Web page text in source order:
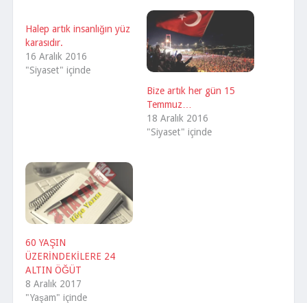
Halep artık insanlığın yüz
karasıdır.
16 Aralık 2016
"Siyaset" içinde
Bize artık her gün 15
Temmuz…
18 Aralık 2016
"Siyaset" içinde
60 YAŞIN
ÜZERİNDEKİLERE 24
ALTIN ÖĞÜT
8 Aralık 2017
"Yaşam" içinde